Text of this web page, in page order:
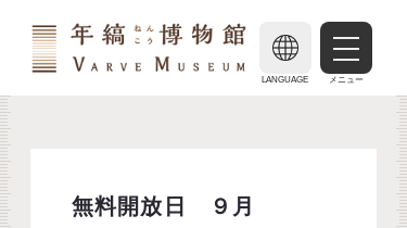
LANGUAGE メニュー
無料開放日 ９月